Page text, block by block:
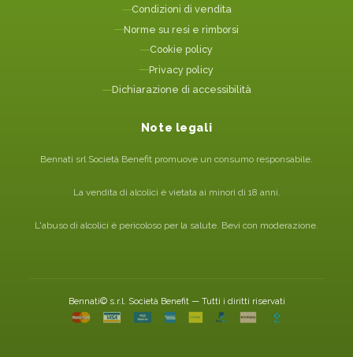
Condizioni di vendita
Norme su resi e rimborsi
Cookie policy
Privacy policy
Dichiarazione di accessibilità
Note legali
Bennati srl Società Benefit promuove un consumo responsabile.
La vendita di alcolici è vietata ai minori di 18 anni.
L'abuso di alcolici è pericoloso per la salute. Bevi con moderazione.
Bennati© s.r.l. Società Benefit — Tutti i diritti riservati